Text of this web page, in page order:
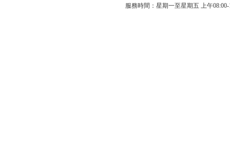
服務時間：星期一至星期五 上午